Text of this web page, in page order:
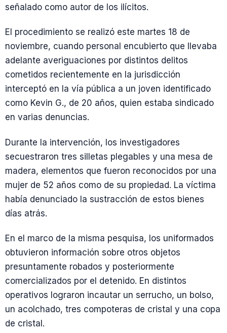
señalado como autor de los ilícitos.
El procedimiento se realizó este martes 18 de
noviembre, cuando personal encubierto que llevaba
adelante averiguaciones por distintos delitos
cometidos recientemente en la jurisdicción
interceptó en la vía pública a un joven identificado
como Kevin G., de 20 años, quien estaba sindicado
en varias denuncias.
Durante la intervención, los investigadores
secuestraron tres silletas plegables y una mesa de
madera, elementos que fueron reconocidos por una
mujer de 52 años como de su propiedad. La víctima
había denunciado la sustracción de estos bienes
días atrás.
En el marco de la misma pesquisa, los uniformados
obtuvieron información sobre otros objetos
presuntamente robados y posteriormente
comercializados por el detenido. En distintos
operativos lograron incautar un serrucho, un bolso,
un acolchado, tres compoteras de cristal y una copa
de cristal.